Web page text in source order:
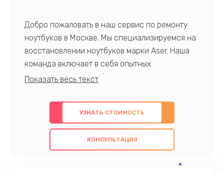
Добро пожаловать в наш сервис по ремонту
ноутбуков в Москве. Мы специализируемся на
восстановлении ноутбуков марки Aser. Наша
команда включает в себя опытных
профессионалов с обширными знаниями и
предлагаем быстрый и качественный ремонт с
использованием оригинальных компонентов, а
также гарантируем качество всех
проведенных работ. Наша цель - предоставить
обслуживание, удовлетворяя их потребности
УЗНАТЬ СТОИМОСТЬ
КОНСУЛЬТАЦИЯ